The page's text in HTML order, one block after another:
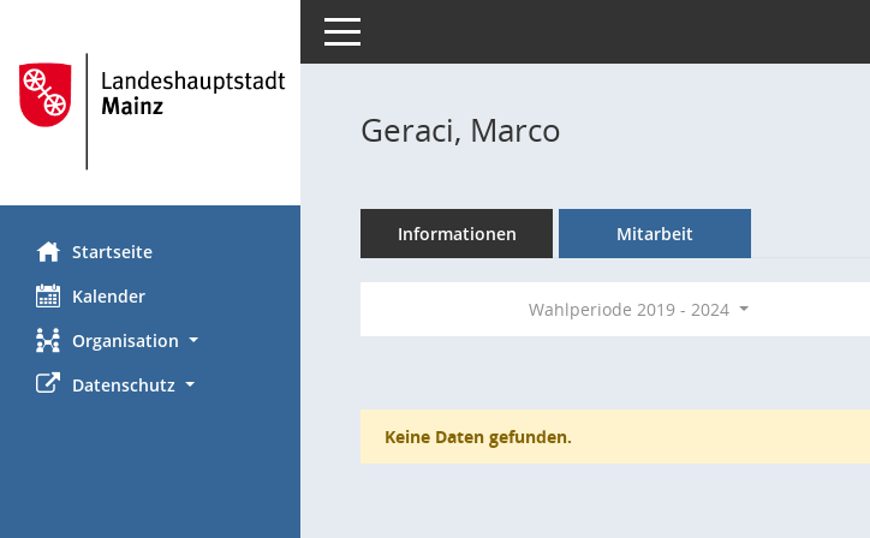
Startseite
Kalender
Organisation
Datenschutz
Toggle navigation
Geraci, Marco
Informationen Mitarbeit
Wahlperiode 2019 - 2024
Keine Daten gefunden.